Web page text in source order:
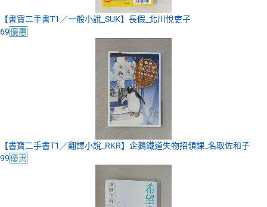
【書寶二手書T1／一般小說_SUK】長假_北川悅吏子
69優惠
【書寶二手書T1／翻譯小說_RKR】企鵝鐵道失物招領課_名取佐和子
99優惠